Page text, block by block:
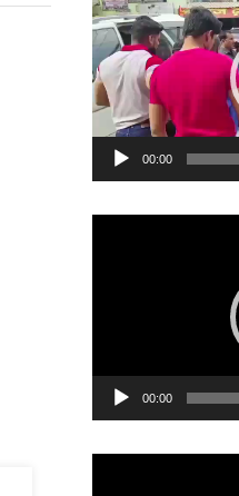
Player
00:00
00:00